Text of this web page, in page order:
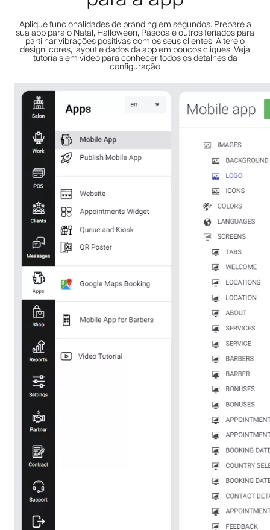
Aplique funcionalidades de branding em segundos. Prepare a
sua app para o Natal, Halloween, Páscoa e outros feriados para
partilhar vibrações positivas com os seus clientes. Altere o
design, cores, layout e dados da app em poucos cliques. Veja
tutoriais em vídeo para conhecer todos os detalhes da
configuração